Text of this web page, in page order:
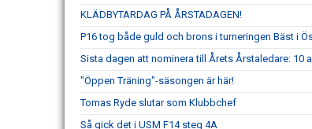
KLÄDBYTARDAG PÅ ÅRSTADAGEN!
P16 tog både guld och brons i turneringen Bäst i
Sista dagen att nominera till Årets Årstaledare: 10
"Öppen Träning"-säsongen är här!
Tomas Ryde slutar som Klubbchef
Så gick det i USM F14 steg 4A